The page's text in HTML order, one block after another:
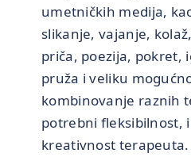
umetničkih medija,
slikanje, vajanje,
priča, poezija, pokret,
pruža i veliku
kombinovanje raznih
potrebni fleksibilnost,
kreativnost